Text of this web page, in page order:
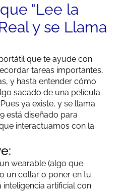
"Lee la
y se Llama
que te ayude con
tareas importantes,
y hasta entender cómo
sacado de una película
ya existe, y se llama
está diseñado para
interactuamos con la
wearable (algo que
un collar o poner en tu
inteligencia artificial con